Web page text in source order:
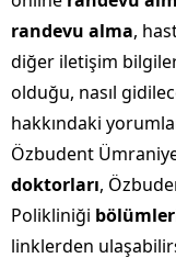
randevu alma,
diğer iletişim
olduğu, nasıl
hakkındaki
Özbudent Ümraniye
doktorları,
Polikliniği
linklerden